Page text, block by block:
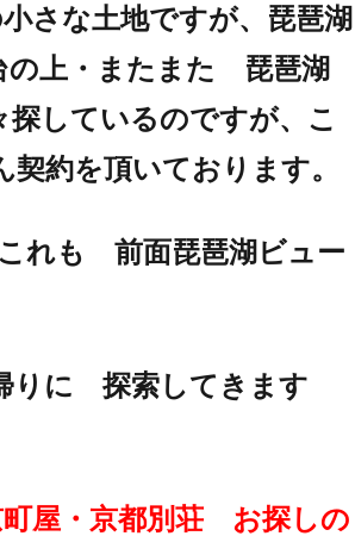
さな土地ですが、琵琶湖
の上・またまた 琵琶湖
しているのですが、こ
約を頂いております。
れも 前面琵琶湖ビュー
りに 探索してきます
町屋・京都別荘 お探しの